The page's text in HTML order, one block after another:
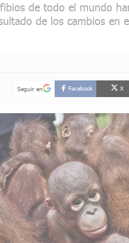
de todo el mundo
de los cambios en
Seguir en Facebook X